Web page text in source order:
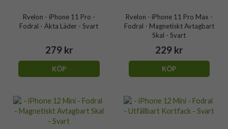
Rvelon - iPhone 11 Pro -
Fodral - Äkta Läder - Svart
279 kr
KÖP
Rvelon - iPhone 11 Pro Max -
Fodral - Magnetiskt Avtagbart
Skal - Svart
229 kr
KÖP